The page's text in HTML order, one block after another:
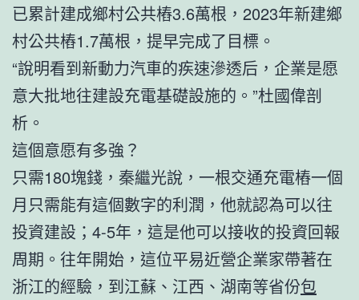
已累計建成鄉村公共樁3.6萬根，2023年新建鄉
村公共樁1.7萬根，提早完成了目標。
“說明看到新動力汽車的疾速滲透后，企業是愿
意大批地往建設充電基礎設施的。”杜國偉剖
析。
這個意愿有多強？
只需180塊錢，秦繼光說，一根交通充電樁一個
月只需能有這個數字的利潤，他就認為可以往
投資建設；4-5年，這是他可以接收的投資回報
周期。往年開始，這位平易近營企業家帶著在
浙江的經驗，到江蘇、江西、湖南等省份包